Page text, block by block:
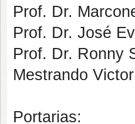
Prof. Dr.
Prof. Dr. José
Prof. Dr. Ronny
Mestrando
Portarias: